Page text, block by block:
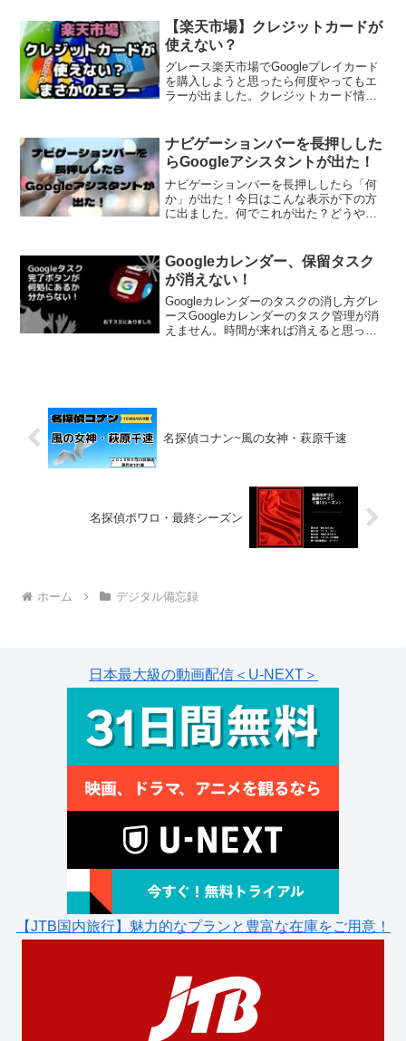
サーチが可能。Googleアカウン...
【楽天市場】クレジットカードが
使えない？
グレース楽天市場でGoogleプレイカード
を購入しようと思ったら何度やってもエ
ラーが出ました。クレジットカード情報
ジの内容】決済に失敗しました。入力内
容(クレジッ...
ナビゲーションバーを長押しした
らGoogleアシスタントが出た！
ナビゲーションバーを長押ししたら「何
か」が出た！今日はこんな表示が下の方
に出ました。何でこれが出た？どうやっ
リックしたり、触ってみたり、長押しし
たり…。グレースこんな便利...
Googleカレンダー、保留タスク
が消えない！
Googleカレンダーのタスクの消し方グレ
ースGoogleカレンダーのタスク管理が消
えません。時間が来れば消えると思って
名探偵コナン~風の女神・萩原千速
名探偵ポワロ・最終シーズン
ホーム デジタル備忘録
日本最大級の動画配信＜U-NEXT＞
【JTB国内旅行】魅力的なプランと豊富な在庫をご用意！